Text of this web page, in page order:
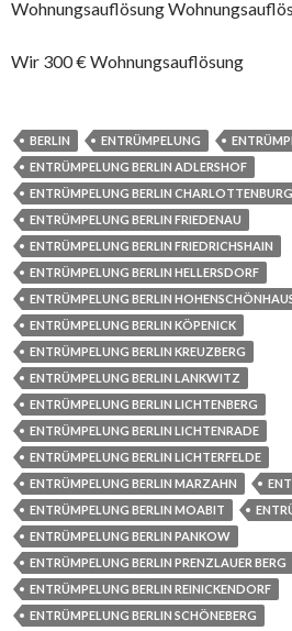
Wohnungsauflösung
Wir 300 € Wohnungsauflösung
BERLIN ENTRÜMPELUNG
ENTRÜMPELUNG BERLIN ADLERSHOF
ENTRÜMPELUNG BERLIN CHARLOTTENBURG
ENTRÜMPELUNG BERLIN FRIEDENAU
ENTRÜMPELUNG BERLIN FRIEDRICHSHAIN
ENTRÜMPELUNG BERLIN HELLERSDORF
ENTRÜMPELUNG BERLIN
ENTRÜMPELUNG BERLIN KÖPENICK
ENTRÜMPELUNG BERLIN KREUZBERG
ENTRÜMPELUNG BERLIN LANKWITZ
ENTRÜMPELUNG BERLIN LICHTENBERG
ENTRÜMPELUNG BERLIN LICHTENRADE
ENTRÜMPELUNG BERLIN LICHTERFELDE
ENTRÜMPELUNG BERLIN MARZAHN
ENTRÜMPELUNG BERLIN MOABIT
ENTRÜMPELUNG BERLIN PANKOW
ENTRÜMPELUNG BERLIN PRENZLAUER BERG
ENTRÜMPELUNG BERLIN REINICKENDORF
ENTRÜMPELUNG BERLIN SCHÖNEBERG